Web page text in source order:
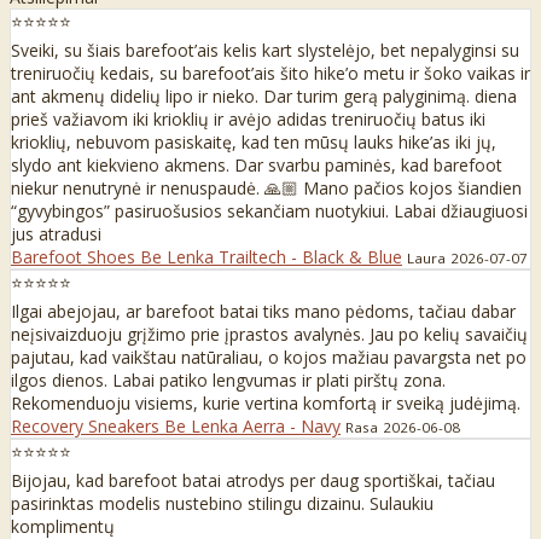
⭐⭐⭐⭐⭐
Sveiki, su šiais barefoot’ais kelis kart slystelėjo, bet nepalyginsi su
treniruočių kedais, su barefoot’ais šito hike’o metu ir šoko vaikas ir
ant akmenų didelių lipo ir nieko. Dar turim gerą palyginimą. diena
prieš važiavom iki krioklių ir avėjo adidas treniruočių batus iki
krioklių, nebuvom pasiskaitę, kad ten mūsų lauks hike’as iki jų,
slydo ant kiekvieno akmens. Dar svarbu paminės, kad barefoot
niekur nenutrynė ir nenuspaudė. 🙏🏼 Mano pačios kojos šiandien
“gyvybingos” pasiruošusios sekančiam nuotykiui. Labai džiaugiuosi
jus atradusi
Barefoot Shoes Be Lenka Trailtech - Black & Blue Laura 2026-07-07
⭐⭐⭐⭐⭐
Ilgai abejojau, ar barefoot batai tiks mano pėdoms, tačiau dabar
neįsivaizduoju grįžimo prie įprastos avalynės. Jau po kelių savaičių
pajutau, kad vaikštau natūraliau, o kojos mažiau pavargsta net po
ilgos dienos. Labai patiko lengvumas ir plati pirštų zona.
Rekomenduoju visiems, kurie vertina komfortą ir sveiką judėjimą.
Recovery Sneakers Be Lenka Aerra - Navy Rasa 2026-06-08
⭐⭐⭐⭐⭐
Bijojau, kad barefoot batai atrodys per daug sportiškai, tačiau
pasirinktas modelis nustebino stilingu dizainu. Sulaukiu
komplimentų